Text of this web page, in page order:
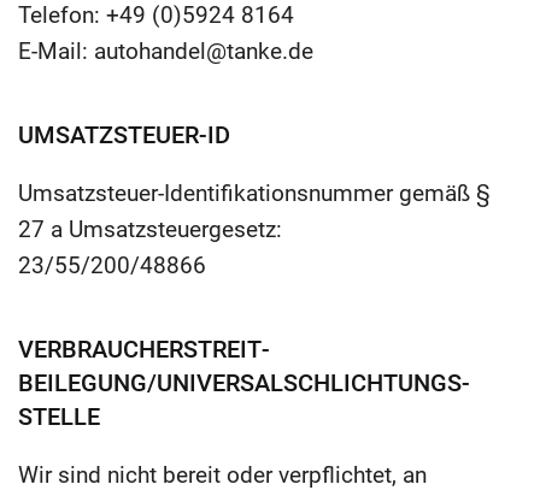
Telefon: +49 (0)5924 8164
E-Mail: autohandel@tanke.de
UMSATZSTEUER-ID
Umsatzsteuer-Identifikationsnummer gemäß §
27 a Umsatzsteuergesetz:
23/55/200/48866
VERBRAUCHER­STREIT­
BEILEGUNG/UNIVERSAL­SCHLICHTUNGS­
STELLE
Wir sind nicht bereit oder verpflichtet, an